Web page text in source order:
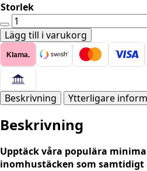
Storlek
Vändbarat
Matta
-
Corsica
creme-
beige
mängd
Lägg till i varukorg
Klarna.
Beskrivning Ytterligare
Beskrivning
Upptäck våra populära
inomhustäcken som samtidigt